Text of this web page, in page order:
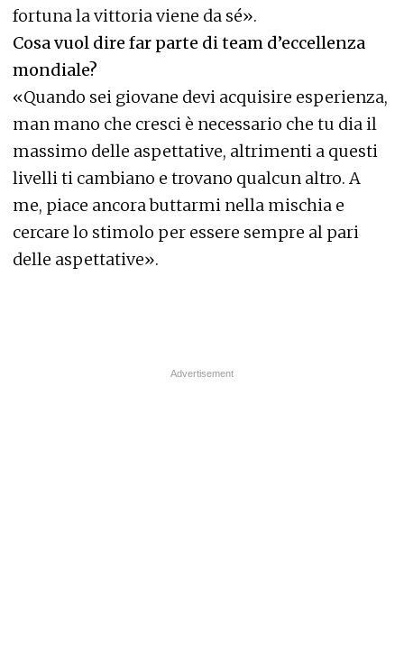
fortuna la vittoria viene da sé».
Cosa vuol dire far parte di team d’eccellenza
mondiale?
«Quando sei giovane devi acquisire esperienza,
man mano che cresci è necessario che tu dia il
massimo delle aspettative, altrimenti a questi
livelli ti cambiano e trovano qualcun altro. A
me, piace ancora buttarmi nella mischia e
cercare lo stimolo per essere sempre al pari
delle aspettative».